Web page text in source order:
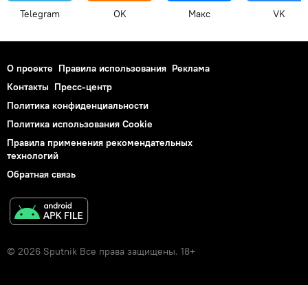
Telegram OK Макс VK
О проекте Правила использования Реклама
Контакты Пресс-центр
Политика конфиденциальности
Политика использования Cookie
Правила применения рекомендательных
технологий
Обратная связь
© 2026 Sputnik Все права защищены. 18+